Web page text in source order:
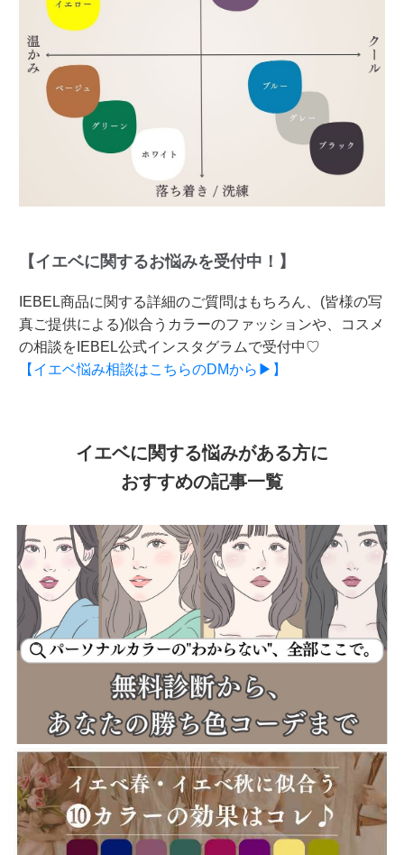
【イエベに関するお悩みを受付中！】
IEBEL商品に関する詳細のご質問はもちろん、(皆様の写
真ご提供による)似合うカラーのファッションや、コスメ
の相談をIEBEL公式インスタグラムで受付中♡
【イエベ悩み相談はこちらのDMから▶】
イエベに関する悩みがある方に
おすすめの記事一覧